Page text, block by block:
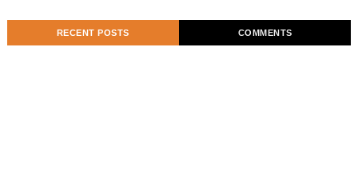
RECENT POSTS COMMENTS